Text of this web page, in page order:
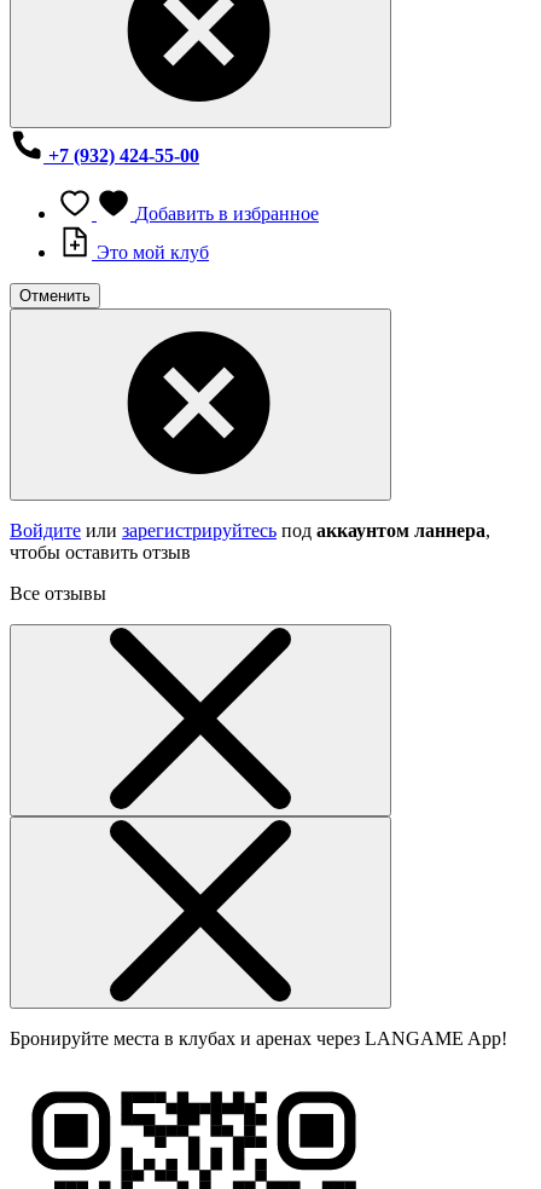
+7 (932) 424-55-00
Добавить в избранное
Это мой клуб
Отменить
Войдите или зарегистрируйтесь под аккаунтом ланнера,
чтобы оставить отзыв
Все отзывы
Бронируйте места в клубах и аренах через LANGAME App!